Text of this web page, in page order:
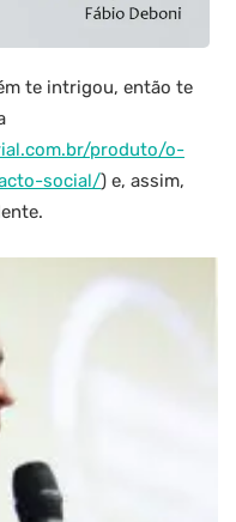
te intrigou, então te
produto/o-
social/) e, assim,